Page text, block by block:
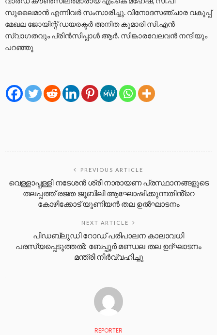
സുലൈമാന്‍ എന്നിവര്‍ സംസാരിച്ചു. വിനോദസഞ്ചാര വകുപ്പ്
മേഖല ജോയിന്റ് ഡയരക്ടര്‍ അനിത കുമാരി സി.എന്‍
സ്വാഗതവും പ്രിന്‍സിപ്പാള്‍ ആര്‍. സിങ്കാരവേലവന്‍ നന്ദിയും
പറഞ്ഞു
PREVIOUS ARTICLE
വെള്ളാപ്പള്ളി നടേശൻ ശ്രീ നാരായണ പ്രസ്ഥാനങ്ങളുടെ
തലപ്പത്ത് രജത ജൂബിലി ആഘോഷിക്കുന്നതിൻ്റെ
കോഴിക്കോട് യൂണിയൻ തല ഉൽഘാടനം
NEXT ARTICLE
പിഡബ്ലുഡി റോഡ് പരിപാലന കാലാവധി
പരസ്യപ്പെടുത്തൽ: ബേപ്പൂർ മണ്ഡല തല ഉദ്ഘാടനം
മന്ത്രി നിർവ്വഹിച്ചു
REPORTER